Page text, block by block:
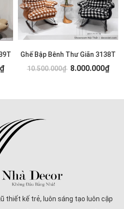
Ghế Bập Bênh Thư Giãn 3138T
10.500.000₫ 8.000.000₫
thiết kế trẻ, luôn sáng tạo luôn cập